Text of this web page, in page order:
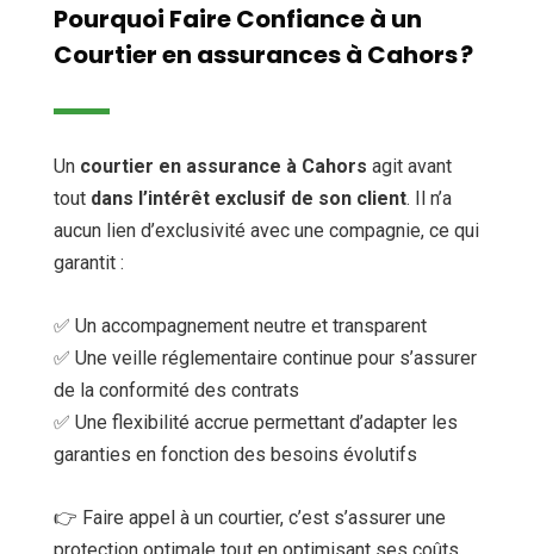
Pourquoi Faire Confiance à un
Courtier en assurances à Cahors ?
Un courtier en assurance à Cahors agit avant
tout dans l’intérêt exclusif de son client. Il n’a
aucun lien d’exclusivité avec une compagnie, ce qui
garantit :
✅ Un accompagnement neutre et transparent
✅ Une veille réglementaire continue pour s’assurer
de la conformité des contrats
✅ Une flexibilité accrue permettant d’adapter les
garanties en fonction des besoins évolutifs
👉 Faire appel à un courtier, c’est s’assurer une